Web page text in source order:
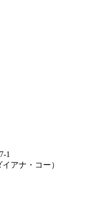
1
アナ・コー）